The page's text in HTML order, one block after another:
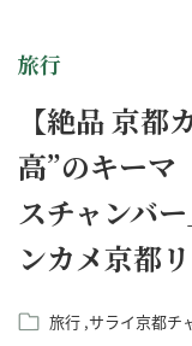
旅行
【絶品 京都
高”のキー
スチャンバ
ンカメ京都
旅行 サライ京都チ